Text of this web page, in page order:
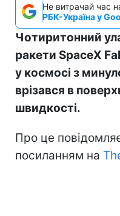
Не витрачай час
РБК-Україна у
Чотиритонний
ракети SpaceX
у космосі з
врізався в
швидкості.
Про це
посиланням на